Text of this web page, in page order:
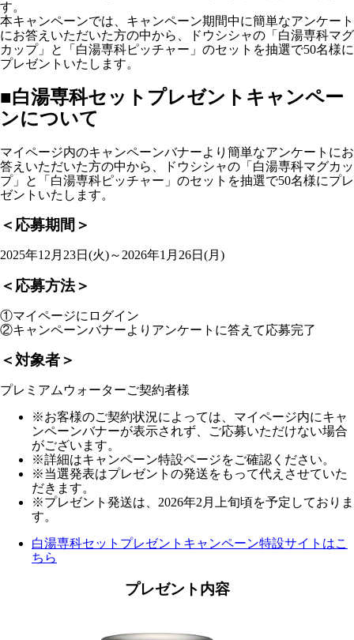
す。
本キャンペーンでは、キャンペーン期間中に簡単なアンケート
にお答えいただいた方の中から、ドウシシャの「白湯専科マグ
カップ」と「白湯専科ピッチャー」のセットを抽選で50名様に
プレゼントいたします。
■白湯専科セットプレゼントキャンペー
ンについて
マイページ内のキャンペーンバナーより簡単なアンケートにお
答えいただいた方の中から、ドウシシャの「白湯専科マグカッ
プ」と「白湯専科ピッチャー」のセットを抽選で50名様にプレ
ゼントいたします。
＜応募期間＞
2025年12月23日(火)～2026年1月26日(月)
＜応募方法＞
①マイページにログイン
②キャンペーンバナーよりアンケートに答えて応募完了
＜対象者＞
プレミアムウォーターご契約者様
※お客様のご契約状況によっては、マイページ内にキャ
ンペーンバナーが表示されず、ご応募いただけない場合
がございます。
※詳細はキャンペーン特設ページをご確認ください。
※当選発表はプレゼントの発送をもって代えさせていた
だきます。
※プレゼント発送は、2026年2月上旬頃を予定しておりま
す。
白湯専科セットプレゼントキャンペーン特設サイトはこ
ちら
プレゼント内容